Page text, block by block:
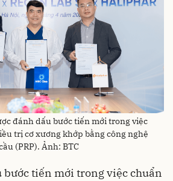
đánh dấu bước tiến mới trong việc
trị cơ xương khớp bằng công nghệ
(PRP). Ảnh: BTC
bước tiến mới trong việc chuẩn